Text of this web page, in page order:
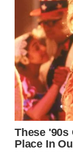
WN
NATUNA
WN
BINTAN
WN
MANDALIKA
WN